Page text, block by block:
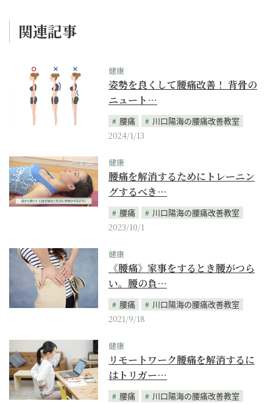
関連記事
健康
姿勢を良くして腰痛改善！ 背骨の
ニュート…
腰痛
川口陽海の腰痛改善教室
2024/1/13
健康
腰痛を解消するためにトレーニン
グするべき…
腰痛
川口陽海の腰痛改善教室
2023/10/1
健康
《腰痛》家事をするとき腰がつら
い。腰の負…
腰痛
川口陽海の腰痛改善教室
2021/9/18
健康
リモートワーク腰痛を解消するに
はトリガー…
腰痛
川口陽海の腰痛改善教室